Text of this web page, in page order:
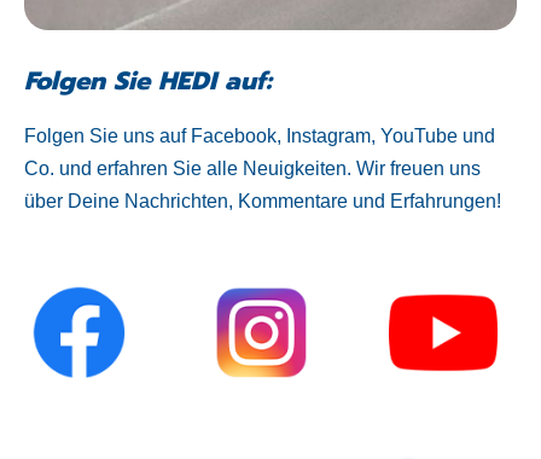
Folgen Sie HEDI auf:
Folgen Sie uns auf Facebook, Instagram, YouTube und
Co. und erfahren Sie alle Neuigkeiten. Wir freuen uns
über Deine Nachrichten, Kommentare und Erfahrungen!